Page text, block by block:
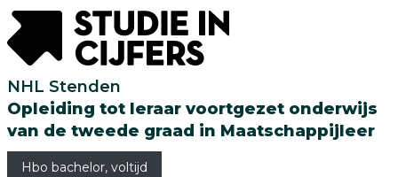
NHL Stenden
Opleiding tot leraar voortgezet onderwijs
van de tweede graad in Maatschappijleer
Hbo bachelor, voltijd